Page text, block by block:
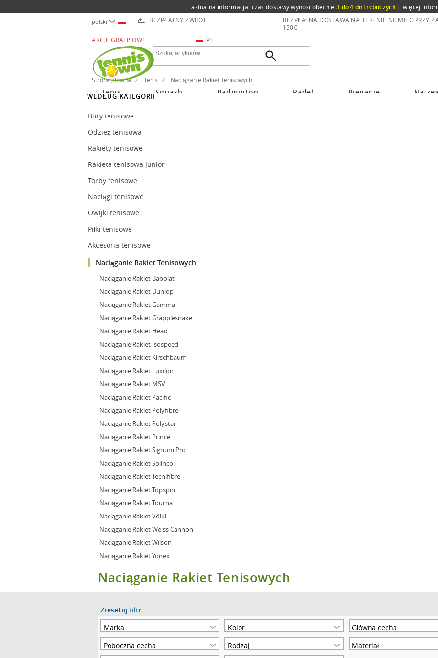
aktualna informacja: czas dostawy wynosi obecnie 3 do 4 dni roboczych | więcej
polski BEZPŁATNY ZWROT
BEZPŁATNA DOSTAWA NA TERENIE NIEMIEC PRZY
150€
AKCJE GRATISOWE
PL
Tenis Squash Badminton Padel Bieganie Na
Strona główna Tenis Naciąganie Rakiet Tenisowych
WEDŁUG KATEGORII
Buty tenisowe
Odzież tenisowa
Rakiety tenisowe
Rakieta tenisowa Junior
Torby tenisowe
Naciągi tenisowe
Owijki tenisowe
Piłki tenisowe
Akcesoria tenisowe
Naciąganie Rakiet Tenisowych
Naciąganie Rakiet Babolat
Naciąganie Rakiet Dunlop
Naciąganie Rakiet Gamma
Naciąganie Rakiet Grapplesnake
Naciąganie Rakiet Head
Naciąganie Rakiet Isospeed
Naciąganie Rakiet Kirschbaum
Naciąganie Rakiet Luxilon
Naciąganie Rakiet MSV
Naciąganie Rakiet Pacific
Naciąganie Rakiet Polyfibre
Naciąganie Rakiet Polystar
Naciąganie Rakiet Prince
Naciąganie Rakiet Signum Pro
Naciąganie Rakiet Solinco
Naciąganie Rakiet Tecnifibre
Naciąganie Rakiet Topspin
Naciąganie Rakiet Tourna
Naciąganie Rakiet Völkl
Naciąganie Rakiet Weiss Cannon
Naciąganie Rakiet Wilson
Naciąganie Rakiet Yonex
Naciąganie Rakiet Tenisowych
Zresetuj filtr
Marka
Kolor
Główna cecha
Poboczna cecha
Rodzaj
Materiał